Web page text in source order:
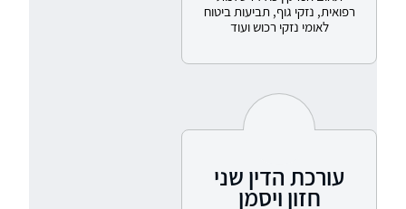
רפואית, נזקי גוף, תביעות ביטוח
לאומי נזקי רכוש ועוד
עורכת הדין שני
חזון ויסמן